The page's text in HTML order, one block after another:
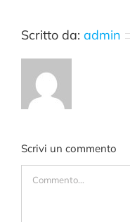
Scritto da: admin
Scrivi un commento